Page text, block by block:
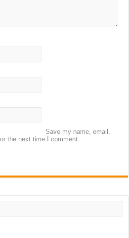
Save my name, email,
the next time I comment.